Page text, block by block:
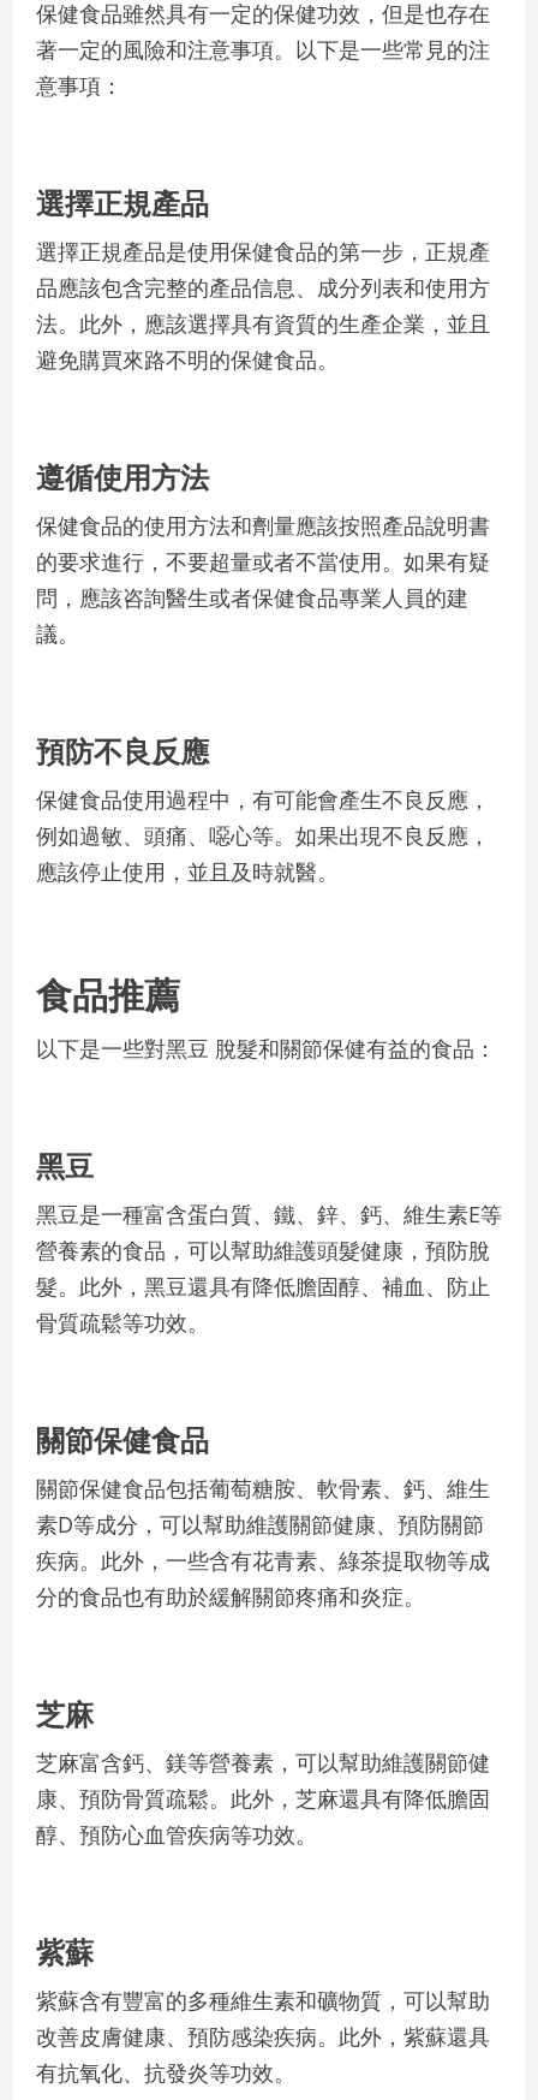
保健食品雖然具有一定的保健功效，但是也存在
著一定的風險和注意事項。以下是一些常見的注
意事項：
選擇正規產品
選擇正規產品是使用保健食品的第一步，正規產
品應該包含完整的產品信息、成分列表和使用方
法。此外，應該選擇具有資質的生產企業，並且
避免購買來路不明的保健食品。
遵循使用方法
保健食品的使用方法和劑量應該按照產品說明書
的要求進行，不要超量或者不當使用。如果有疑
問，應該咨詢醫生或者保健食品專業人員的建
議。
預防不良反應
保健食品使用過程中，有可能會產生不良反應，
例如過敏、頭痛、噁心等。如果出現不良反應，
應該停止使用，並且及時就醫。
食品推薦
以下是一些對黑豆 脫髮和關節保健有益的食品：
黑豆
黑豆是一種富含蛋白質、鐵、鋅、鈣、維生素E等
營養素的食品，可以幫助維護頭髮健康，預防脫
髮。此外，黑豆還具有降低膽固醇、補血、防止
骨質疏鬆等功效。
關節保健食品
關節保健食品包括葡萄糖胺、軟骨素、鈣、維生
素D等成分，可以幫助維護關節健康、預防關節
疾病。此外，一些含有花青素、綠茶提取物等成
分的食品也有助於緩解關節疼痛和炎症。
芝麻
芝麻富含鈣、鎂等營養素，可以幫助維護關節健
康、預防骨質疏鬆。此外，芝麻還具有降低膽固
醇、預防心血管疾病等功效。
紫蘇
紫蘇含有豐富的多種維生素和礦物質，可以幫助
改善皮膚健康、預防感染疾病。此外，紫蘇還具
有抗氧化、抗發炎等功效。